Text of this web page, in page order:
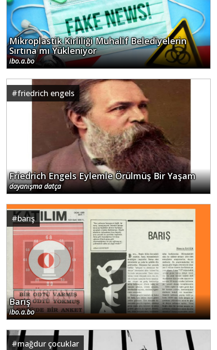
Mikroplastik Kirliliği Muhalif Belediyelerin
Sırtına mı Yükleniyor
ibo.a.bo
#friedrich engels
Friedrich Engels Eylemle Örülmüş Bir Yaşam
dayanışma datça
#barış
Barış
ibo.a.bo
#mağdur çocuklar